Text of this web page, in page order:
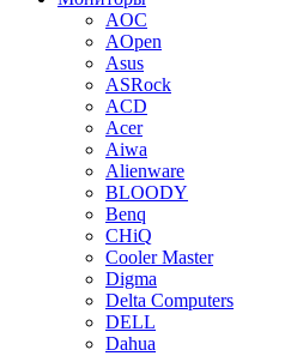
AOC
AOpen
Asus
ASRock
ACD
Acer
Aiwa
Alienware
BLOODY
Benq
CHiQ
Cooler Master
Digma
Delta Computers
DELL
Dahua